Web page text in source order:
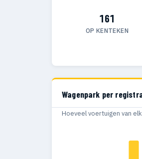
161
OP KENTEKEN
Wagenpark per
Hoeveel voertuigen van